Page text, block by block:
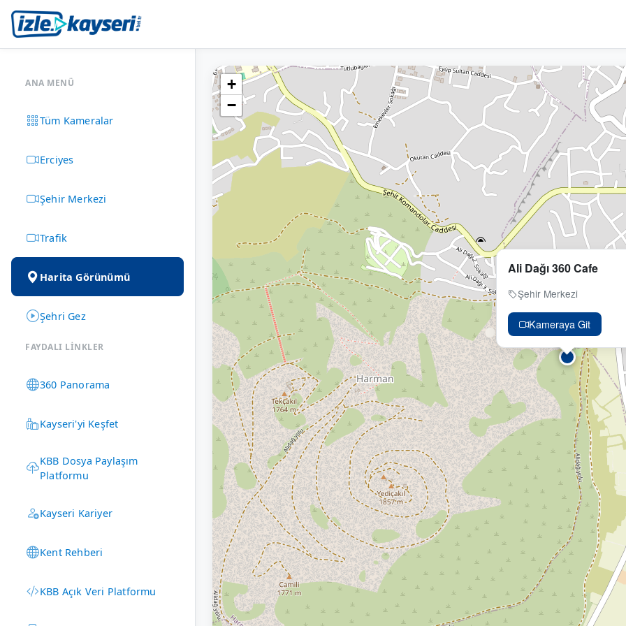
ANA MENÜ
Tüm Kameralar
Erciyes
Şehir Merkezi
Trafik
Harita Görünümü
Şehri Gez
FAYDALI LINKLER
360 Panorama
Kayseri'yi Keşfet
KBB Dosya Paylaşım
Platformu
Kayseri Kariyer
Kent Rehberi
KBB Açık Veri Platformu
Ali Dağı 360 Cafe
Şehir Merkezi
Kameraya Git
+
−